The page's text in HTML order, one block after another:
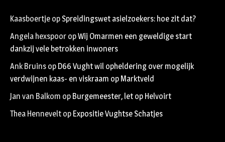
Kaasboertje op Spreidingswet asielzoekers: hoe zit dat?
Angela hexspoor opWij Omarmen een geweldige start
dankzij vele betrokken inwoners
Ank Bruins op D66 Vught wil opheldering over mogelijk
verdwijnen kaas- en viskraam op Marktveld
Jan van Balkom op Burgemeester, let op Helvoirt
Thea Hennevelt op Expositie Vughtse Schatjes